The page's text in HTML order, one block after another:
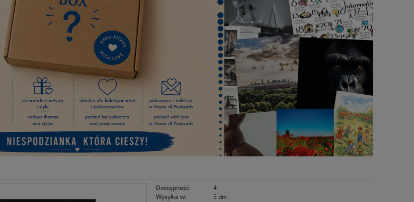
Dostępność:
4
Wysyłka w:
5 dni